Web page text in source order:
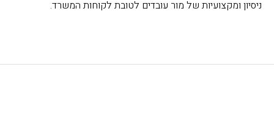
ניסיון ומקצועיות של מור עובדים לטובת לקוחות המשרד.